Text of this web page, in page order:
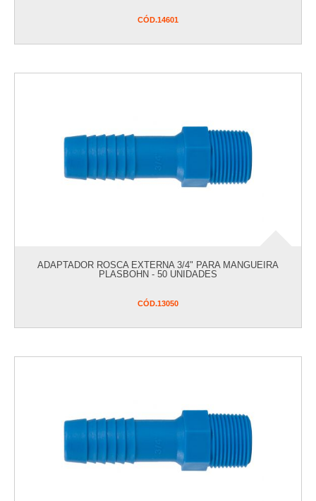
CÓD.14601
ADAPTADOR ROSCA EXTERNA 3/4" PARA MANGUEIRA
PLASBOHN - 50 UNIDADES
CÓD.13050